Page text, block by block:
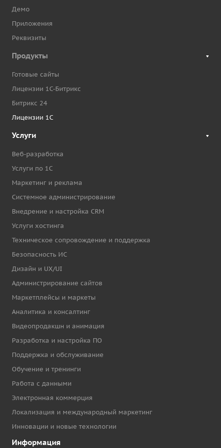
Демо
Приложения
Реквизиты
Продукты
Готовые сайты
Лицензии 1С-Битрикс
Битрикс 24
Лицензии 1С
Услуги
Веб-разработка
Услуги по 1С
Маркетинг и реклама
Системное администрирование
Внедрение и настройка CRM
Услуги хостинга
Техническое сопровождение и поддержка
Безопасность ИС
Дизайн и UX/UI
Администрирование сайтов
Маркетплейсы и маркеты
Аналитика и консалтинг
Видеопродакшн и анимация
Разработка и настройка ПО
Поддержка и обслуживание
Обучение и тренинги
Работа с данными
Электронная коммерция
Локализация и международный маркетинг
Инновации и новые технологии
Информация